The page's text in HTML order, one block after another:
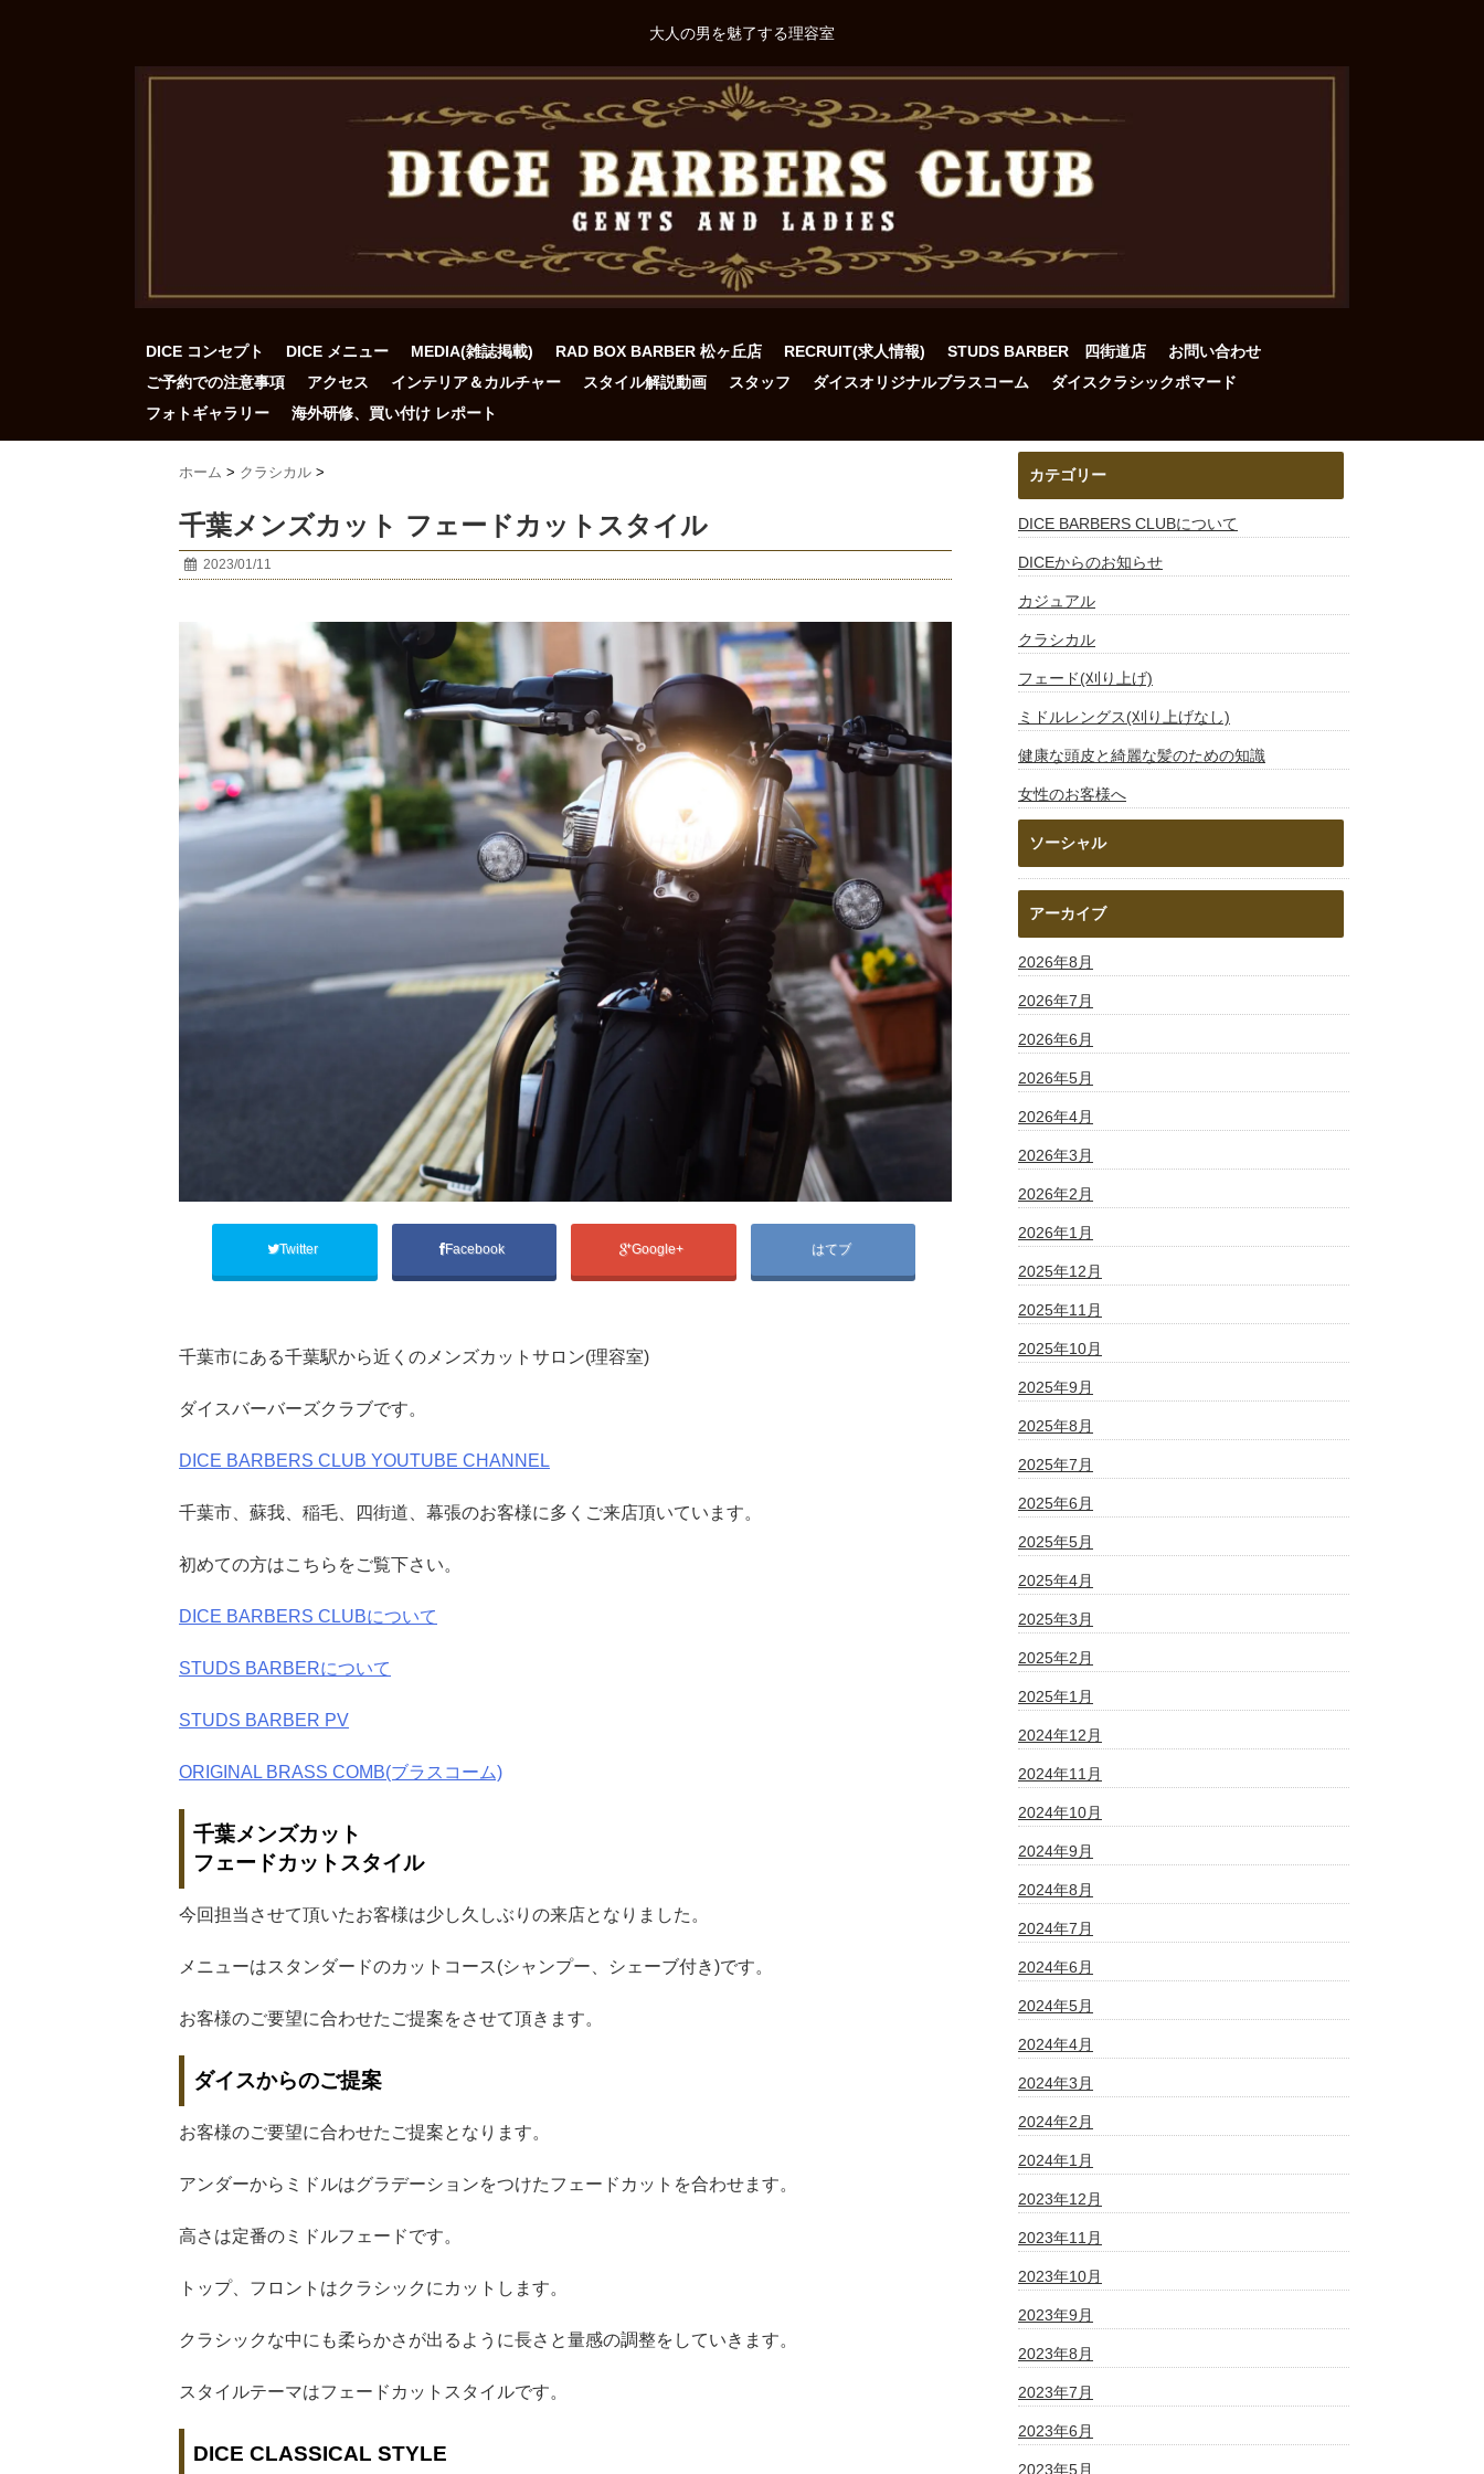
大人の男を魅了する理容室
DICE コンセプト DICE メニュー MEDIA(雑誌掲載) RAD BOX BARBER 松ヶ丘店 RECRUIT(求人情報) STUDS BARBER 四街道店
お問い合わせ
ご予約での注意事項
アクセス インテリア＆カルチャー スタイル解説動画 スタッフ ダイスオリジナルブラスコーム
ダイスクラシックポマード
フォトギャラリー
海外研修、買い付け レポート
ホーム > クラシカル >
千葉メンズカット フェードカットスタイル
2023/01/11
Twitter Facebook Google+ はてブ
千葉市にある千葉駅から近くのメンズカットサロン(理容室)
ダイスバーバーズクラブです。
DICE BARBERS CLUB YOUTUBE CHANNEL
千葉市、蘇我、稲毛、四街道、幕張のお客様に多くご来店頂いています。
初めての方はこちらをご覧下さい。
DICE BARBERS CLUBについて
STUDS BARBERについて
STUDS BARBER PV
ORIGINAL BRASS COMB(ブラスコーム)
千葉メンズカット
フェードカットスタイル
今回担当させて頂いたお客様は少し久しぶりの来店となりました。
メニューはスタンダードのカットコース(シャンプー、シェーブ付き)です。
お客様のご要望に合わせたご提案をさせて頂きます。
ダイスからのご提案
お客様のご要望に合わせたご提案となります。
アンダーからミドルはグラデーションをつけたフェードカットを合わせます。
高さは定番のミドルフェードです。
トップ、フロントはクラシックにカットします。
クラシックな中にも柔らかさが出るように長さと量感の調整をしていきます。
スタイルテーマはフェードカットスタイルです。
DICE CLASSICAL STYLE
カテゴリー
DICE BARBERS CLUBについて
DICEからのお知らせ
カジュアル
クラシカル
フェード(刈り上げ)
ミドルレングス(刈り上げなし)
健康な頭皮と綺麗な髪のための知識
女性のお客様へ
ソーシャル
アーカイブ
2026年8月
2026年7月
2026年6月
2026年5月
2026年4月
2026年3月
2026年2月
2026年1月
2025年12月
2025年11月
2025年10月
2025年9月
2025年8月
2025年7月
2025年6月
2025年5月
2025年4月
2025年3月
2025年2月
2025年1月
2024年12月
2024年11月
2024年10月
2024年9月
2024年8月
2024年7月
2024年6月
2024年5月
2024年4月
2024年3月
2024年2月
2024年1月
2023年12月
2023年11月
2023年10月
2023年9月
2023年8月
2023年7月
2023年6月
2023年5月